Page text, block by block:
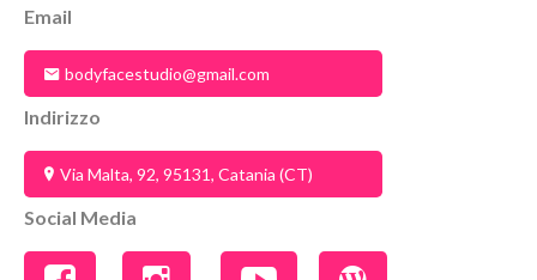
Email
bodyfacestudio@gmail.com
Indirizzo
Via Malta, 92, 95131, Catania (CT)
Social Media